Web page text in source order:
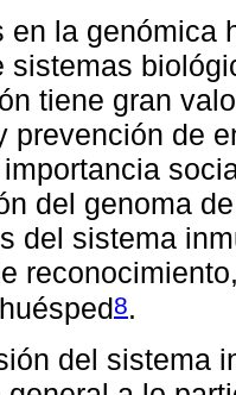
en la genómica
sistemas
tiene gran
prevención de
del genoma
del sistema
8.
del sistema